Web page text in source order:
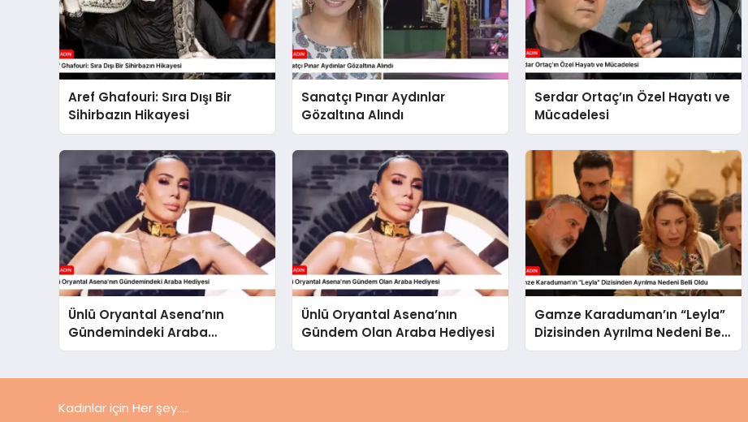
Aref Ghafouri: Sıra Dışı Bir
Sihirbazın Hikayesi
Sanatçı Pınar Aydınlar
Gözaltına Alındı
Serdar Ortaç’ın Özel Hayatı ve
Mücadelesi
Ünlü Oryantal Asena’nın
Gündemindeki Araba
Hediyesi
Ünlü Oryantal Asena’nın
Gündem Olan Araba Hediyesi
Gamze Karaduman’ın “Leyla”
Dizisinden Ayrılma Nedeni Belli
Oldu
Kadınlar için Her şey.....